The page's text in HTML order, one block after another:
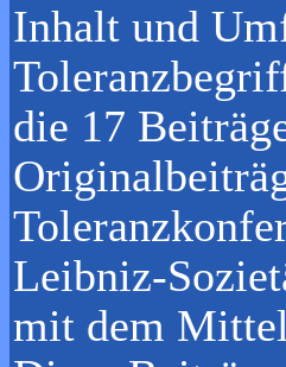
Inhalt und
die 17
Leibniz-
mit dem